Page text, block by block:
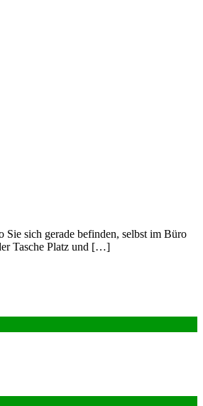
sich gerade befinden, selbst im Büro
Tasche Platz und […]